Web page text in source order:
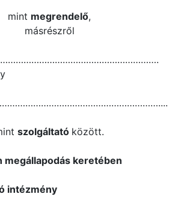
mint megrendelő,
másrészről
szolgáltató között.
megállapodás keretében
intézmény